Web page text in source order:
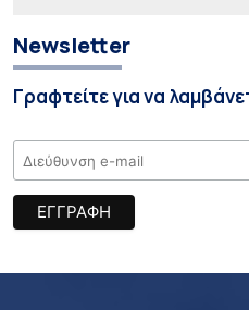
Newsletter
Γραφτείτε για να